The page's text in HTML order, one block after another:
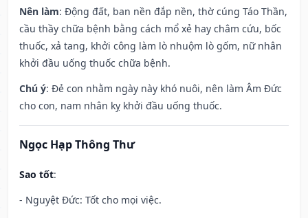
Nên làm: Động đất, ban nền đắp nền, thờ cúng Táo Thần,
cầu thầy chữa bệnh bằng cách mổ xẻ hay châm cứu, bốc
thuốc, xả tang, khởi công làm lò nhuộm lò gốm, nữ nhân
khởi đầu uống thuốc chữa bệnh.
Chú ý: Đẻ con nhằm ngày này khó nuôi, nên làm Âm Đức
cho con, nam nhân kỵ khởi đầu uống thuốc.
Ngọc Hạp Thông Thư
Sao tốt:
- Nguyệt Đức: Tốt cho mọi việc.